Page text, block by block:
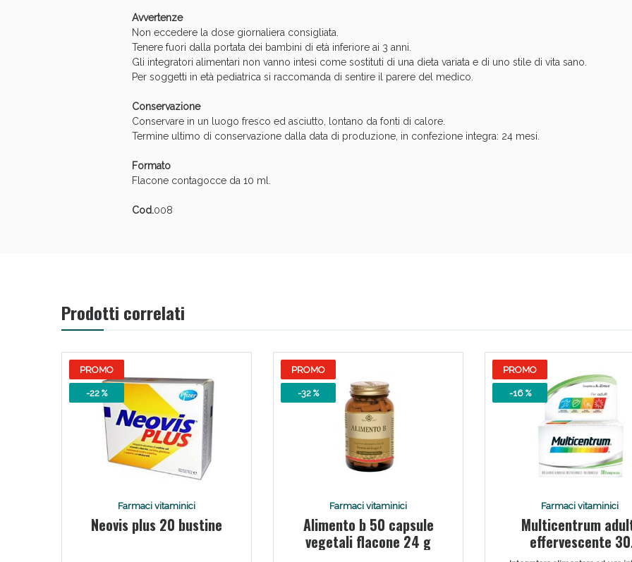
Avvertenze
Non eccedere la dose giornaliera consigliata.
Tenere fuori dalla portata dei bambini di età inferiore ai 3 anni.
Gli integratori alimentari non vanno intesi come sostituti di una dieta variata e di uno stile di vita sano.
Per soggetti in età pediatrica si raccomanda di sentire il parere del medico.
Conservazione
Conservare in un luogo fresco ed asciutto, lontano da fonti di calore.
Termine ultimo di conservazione dalla data di produzione, in confezione integra: 24 mesi.
Formato
Flacone contagocce da 10 ml.
Cod.008
Prodotti correlati
PROMO
-22 %
Farmaci vitaminici
Neovis plus 20 bustine
PROMO
-32 %
Farmaci vitaminici
Alimento b 50 capsule
vegetali flacone 24 g
PROMO
-16 %
Farmaci vitaminici
Multicentrum
effervescente 30
Scopri le offerte di Oggi